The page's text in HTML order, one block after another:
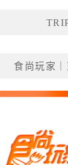
食尚玩家